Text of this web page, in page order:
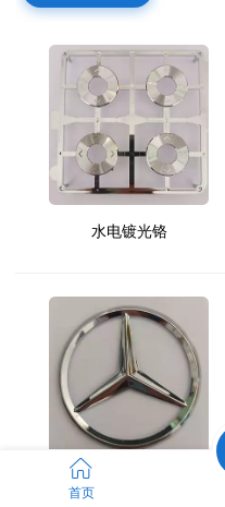
水电镀光铬
水电镀光铬
首页